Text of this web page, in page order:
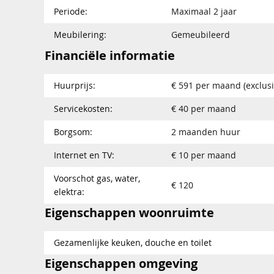
Periode:
Maximaal 2 jaar
Meubilering:
Gemeubileerd
Financiële informatie
Huurprijs:
€ 591 per maand
Servicekosten:
€ 40 per maand
Borgsom:
2 maanden huur
Internet en TV:
€ 10 per maand
Voorschot gas, water,
elektra:
€ 120
Eigenschappen woonruimte
Gezamenlijke keuken, douche en toilet
Eigenschappen omgeving